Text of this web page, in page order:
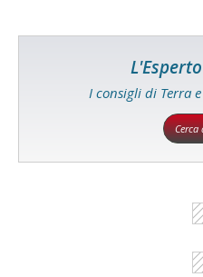
I consigli di Terra
Cerca